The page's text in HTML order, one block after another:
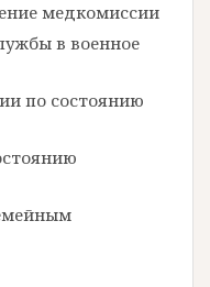
медкомиссии
в военное
по состоянию